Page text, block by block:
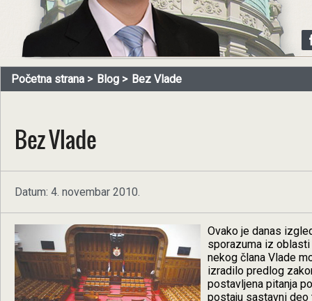
Početna strana Blog Bez Vlade
Bez Vlade
Datum: 4. novembar 2010.
Ovako je danas
sporazuma iz
nekog člana Vlade
izradilo predlog
postavljena pitanja
postaju sastavni deo